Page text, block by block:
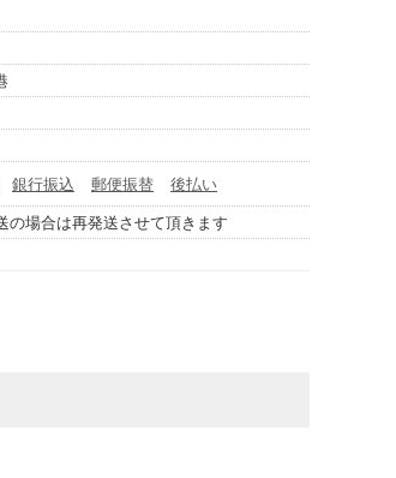
銀行振込 郵便振替
後払い
の場合は再発送させて頂きます